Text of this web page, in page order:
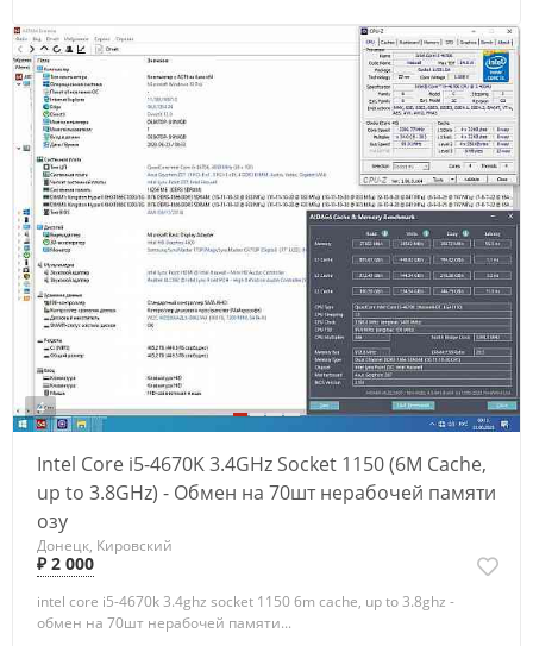
4
Intel Core i5-4670K 3.4GHz Socket 1150 (6M Cache,
up to 3.8GHz) - Обмен на 70шт нерабочей памяти
озу
Донецк, Кировский
₽ 2 000
intel core i5-4670k 3.4ghz socket 1150 6m cache, up to 3.8ghz -
обмен на 70шт нерабочей памяти...